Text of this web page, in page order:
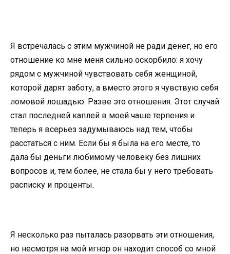
Я встречалась с этим мужчиной не ради денег, но его
отношение ко мне меня сильно оскорбило: я хочу
рядом с мужчиной чувствовать себя женщиной,
которой дарят заботу, а вместо этого я чувствую себя
ломовой лошадью. Разве это отношения. Этот случай
стал последней каплей в моей чаше терпения и
теперь я всерьез задумываюсь над тем, чтобы
расстаться с ним. Если бы я была на его месте, то
дала бы деньги любимому человеку без лишних
вопросов и, тем более, не стала бы у него требовать
расписку и проценты.
Я несколько раз пыталась разорвать эти отношения,
но несмотря на мой игнор он находит способ со мной